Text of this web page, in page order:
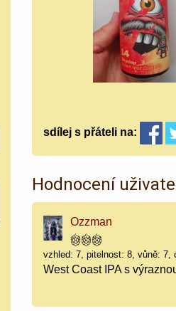
sdílej s přáteli na:
Hodnocení
Ozzman
vzhled: 7, pitelnost: 8, vůně: 7,
West Coast IPA s